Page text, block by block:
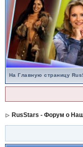
На Главную страницу
RusStars - Форум о